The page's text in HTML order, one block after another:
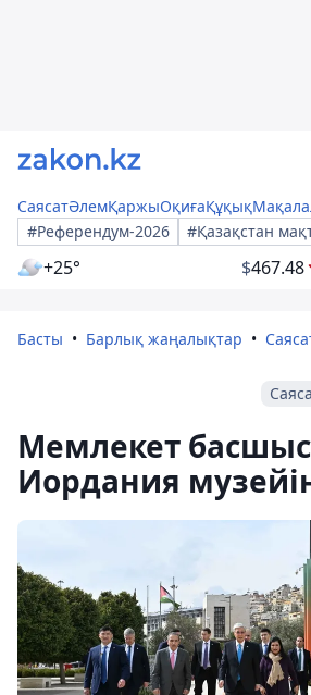
СаясатӘлемҚаржыОқиғаҚұқық
#Референдум-2026
#Қазақстан
+25° $467.48
Басты Барлық жаңалықтар
Мемлекет
Иордания